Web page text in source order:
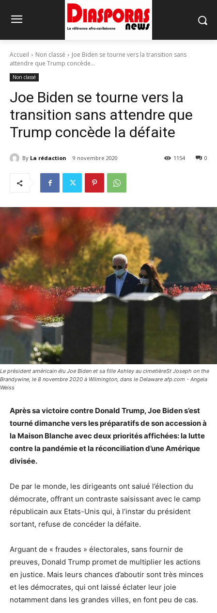
Accueil Non classé
Joe Biden se tourne vers la transition sans
attendre que Trump concède...
Non classé
Joe Biden se tourne vers la
transition sans attendre que
Trump concède la défaite
By La rédaction 9 novembre 2020 0
1154
Le président américain élu Joe Biden et sa fille Ashley au cimetièreSt Joseph on the
Brandywine, le 8 novembre 2020 à Wilmington, dans le Delaware afp.com - Angela
Weiss
Après sa victoire contre Donald Trump, Joe Biden s’est
tourné dimanche vers les préparatifs de son accession à
la Maison Blanche avec deux priorités affichées: la lutte
contre la pandémie et la réconciliation d’une Amérique
divisée.
De par le monde, les dirigeants ont salué l’élection du
démocrate, offrant un contraste saisissant avec le camp
républicain aux Etats-Unis qui, à l’instar du président
sortant, refuse de concéder la défaite.
Arguant de « fraudes » électorales, sans fournir de
preuves, Donald Trump promet de multiplier les actions
en justice. Mais leurs chances d’aboutir sont très minces
et les démocrates, qui ont laissé éclater leur joie
notamment dans les grandes villes, en font peu de cas.